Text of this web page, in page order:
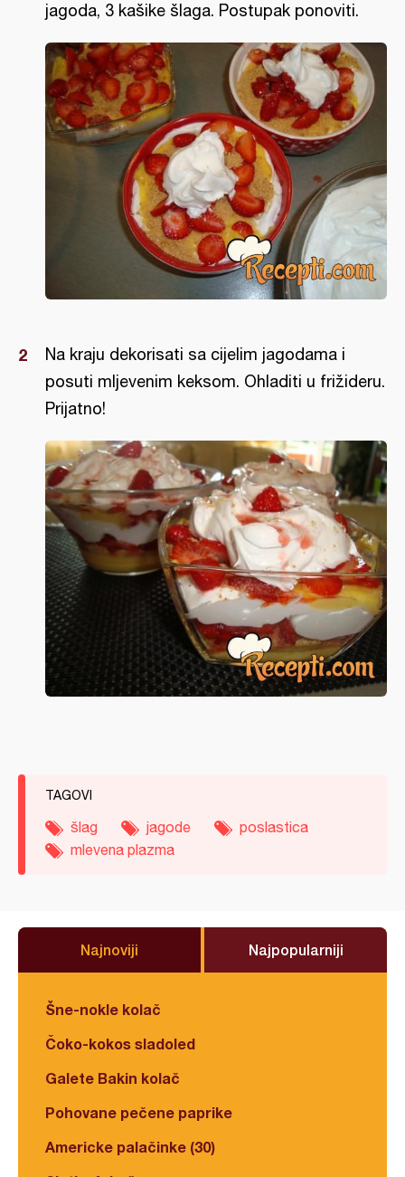
jagoda, 3 kašike šlaga. Postupak ponoviti.
Na kraju dekorisati sa cijelim jagodama i
posuti mljevenim keksom. Ohladiti u frižideru.
Prijatno!
TAGOVI
šlag jagode
poslastica
mlevena plazma
Najnoviji Najpopularniji
Šne-nokle kolač
Čoko-kokos sladoled
Galete Bakin kolač
Pohovane pečene paprike
Americke palačinke (30)